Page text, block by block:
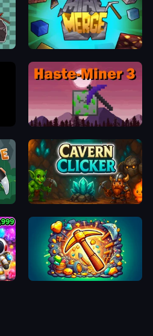
MineMerge
Haste-Miner 3: Eternamine
Cavern Clicker
Mine Merge Mania